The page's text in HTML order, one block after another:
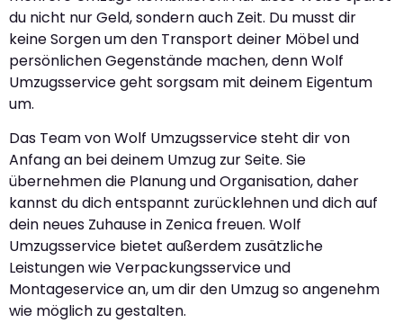
du nicht nur Geld, sondern auch Zeit. Du musst dir
keine Sorgen um den Transport deiner Möbel und
persönlichen Gegenstände machen, denn Wolf
Umzugsservice geht sorgsam mit deinem Eigentum
um.
Das Team von Wolf Umzugsservice steht dir von
Anfang an bei deinem Umzug zur Seite. Sie
übernehmen die Planung und Organisation, daher
kannst du dich entspannt zurücklehnen und dich auf
dein neues Zuhause in Zenica freuen. Wolf
Umzugsservice bietet außerdem zusätzliche
Leistungen wie Verpackungsservice und
Montageservice an, um dir den Umzug so angenehm
wie möglich zu gestalten.